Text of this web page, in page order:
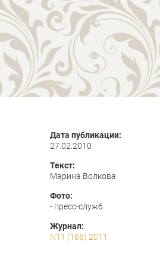
Дата публикации:
27.02.2010
Текст:
Марина Волкова
Фото:
- пресс-служб
Журнал:
N11 (166) 2011